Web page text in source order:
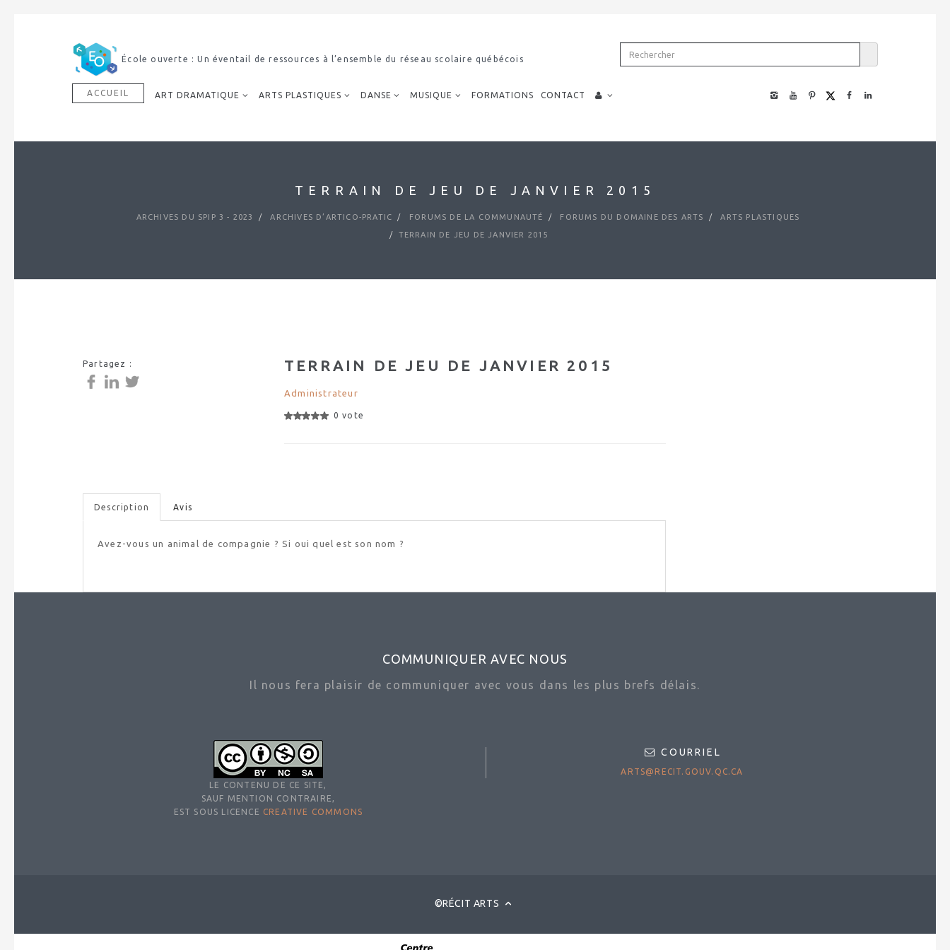
École ouverte : Un éventail de ressources à l’ensemble du réseau scolaire québécois
ACCUEIL ART DRAMATIQUE ARTS PLASTIQUES DANSE MUSIQUE FORMATIONS CONTACT
TERRAIN DE JEU DE JANVIER 2015
ARCHIVES DU SPIP 3 - 2023 ARCHIVES D’ARTICO-PRATIC FORUMS DE LA COMMUNAUTÉ FORUMS DU DOMAINE DES ARTS ARTS PLASTIQUES
TERRAIN DE JEU DE JANVIER 2015
Partagez : TERRAIN DE JEU DE JANVIER 2015
Administrateur
0 vote
Description Avis
Avez-vous un animal de compagnie ? Si oui quel est son nom ?
COMMUNIQUER AVEC NOUS
Il nous fera plaisir de communiquer avec vous dans les plus brefs délais.
LE CONTENU DE CE SITE,
SAUF MENTION CONTRAIRE,
EST SOUS LICENCE CREATIVE COMMONS
COURRIEL
ARTS@RECIT.GOUV.QC.CA
©RÉCIT ARTS